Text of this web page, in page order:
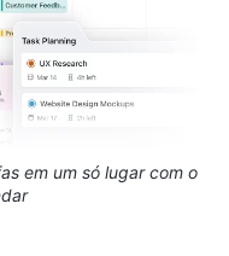
em um só lugar com o